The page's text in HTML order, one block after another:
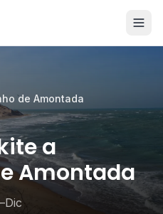
de Amontada
a
Amontada